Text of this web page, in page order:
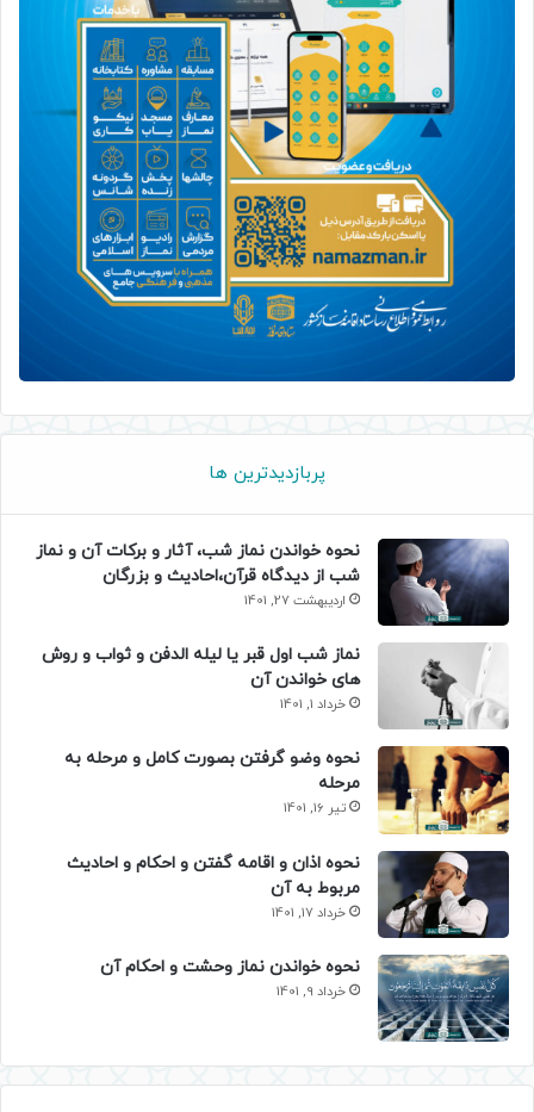
پربازدیدترین ها
نحوه خواندن نماز شب، آثار و برکات آن و نماز
شب از دیدگاه قرآن،احادیث و بزرگان
اردیبهشت 27, 1401
نماز شب اول قبر یا لیله الدفن و ثواب و روش
های خواندن آن
خرداد 1, 1401
نحوه وضو گرفتن بصورت کامل و مرحله به
مرحله
تیر 16, 1401
نحوه اذان و اقامه گفتن و احکام و احادیث
مربوط به آن
خرداد 17, 1401
نحوه خواندن نماز وحشت و احکام آن
خرداد 9, 1401